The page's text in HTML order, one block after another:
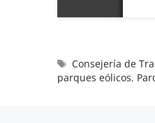
Consejería de
parques eólicos,